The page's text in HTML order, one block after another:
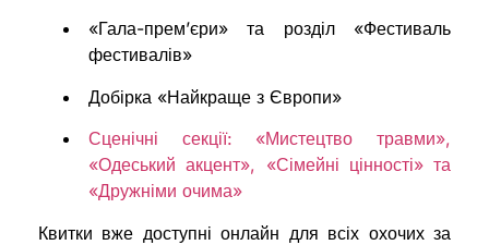
«Гала-прем’єри» та розділ «Фестиваль
фестивалів»
Добірка «Найкраще з Європи»
Сценічні секції: «Мистецтво травми»,
«Одеський акцент», «Сімейні цінності» та
«Дружніми очима»
Квитки вже доступні онлайн для всіх охочих за